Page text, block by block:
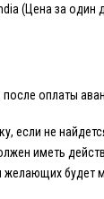
(Цена за
оплаты
если не
иметь
желающих